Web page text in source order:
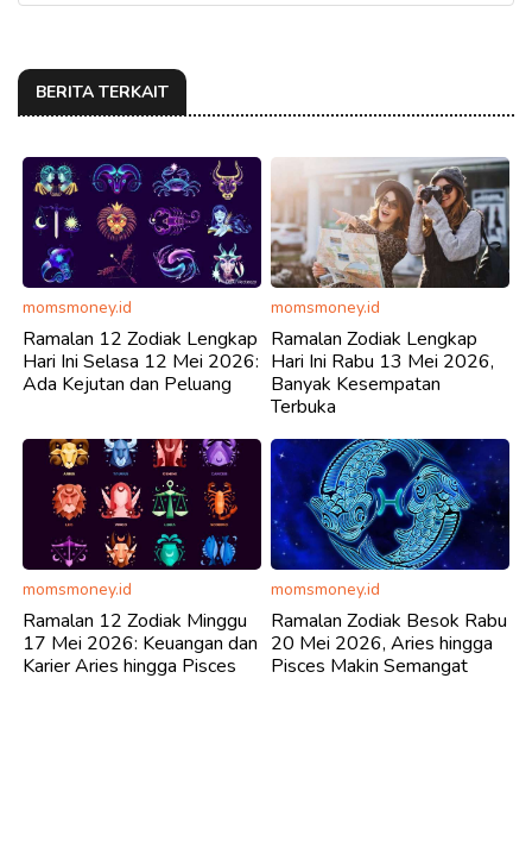
BERITA TERKAIT
momsmoney.id
Ramalan 12 Zodiak Lengkap
Hari Ini Selasa 12 Mei 2026:
Ada Kejutan dan Peluang
momsmoney.id
Ramalan Zodiak Lengkap
Hari Ini Rabu 13 Mei 2026,
Banyak Kesempatan
Terbuka
momsmoney.id
Ramalan 12 Zodiak Minggu
17 Mei 2026: Keuangan dan
Karier Aries hingga Pisces
momsmoney.id
Ramalan Zodiak Besok Rabu
20 Mei 2026, Aries hingga
Pisces Makin Semangat